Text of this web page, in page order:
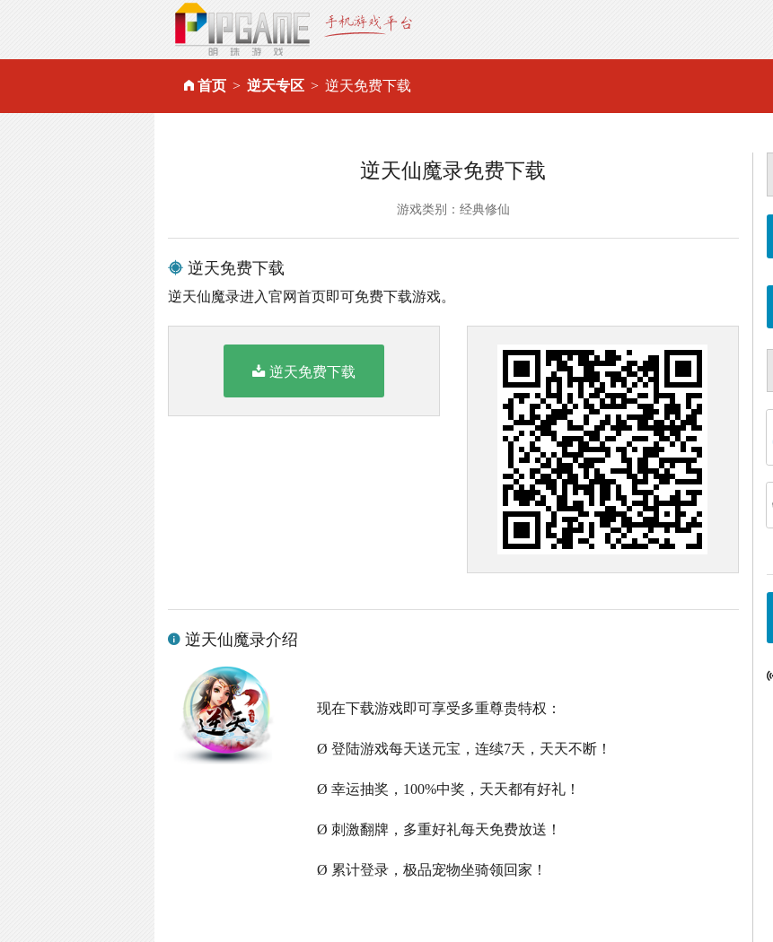
首页 逆天专区 逆天免费下载
逆天仙魔录免费下载
游戏类别：经典修仙
逆天免费下载
逆天仙魔录进入官网首页即可免费下载游戏。
逆天免费下载
逆天仙魔录介绍
现在下载游戏即可享受多重尊贵特权：
Ø 登陆游戏每天送元宝，连续7天，天天不断！
Ø 幸运抽奖，100%中奖，天天都有好礼！
Ø 刺激翻牌，多重好礼每天免费放送！
Ø 累计登录，极品宠物坐骑领回家！